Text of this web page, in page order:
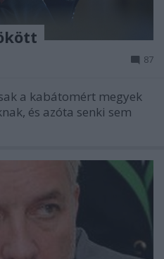
87
a kabátomért megyek
és azóta senki sem